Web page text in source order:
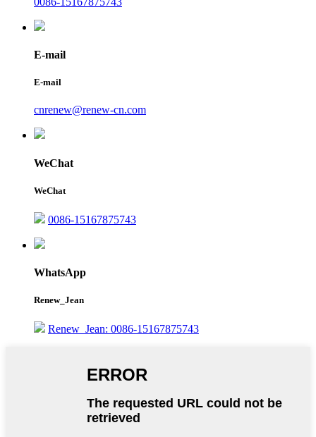
E-mail
E-mail
cnrenew@renew-cn.com
WeChat
WeChat
0086-15167875743
WhatsApp
Renew_Jean
Renew_Jean: 0086-15167875743